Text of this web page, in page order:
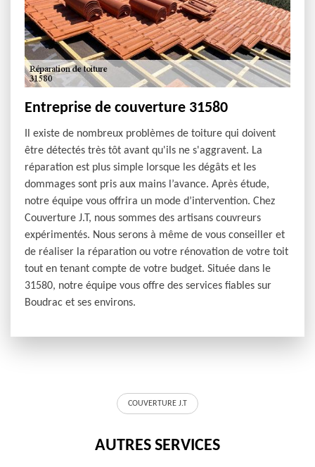
Entreprise de couverture 31580
Il existe de nombreux problèmes de toiture qui doivent
être détectés très tôt avant qu'ils ne s'aggravent. La
réparation est plus simple lorsque les dégâts et les
dommages sont pris aux mains l’avance. Après étude,
notre équipe vous offrira un mode d’intervention. Chez
Couverture J.T, nous sommes des artisans couvreurs
expérimentés. Nous serons à même de vous conseiller et
de réaliser la réparation ou votre rénovation de votre toit
tout en tenant compte de votre budget. Située dans le
31580, notre équipe vous offre des services fiables sur
Boudrac et ses environs.
COUVERTURE J.T
AUTRES SERVICES